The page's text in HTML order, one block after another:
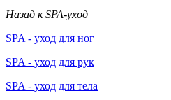
Назад к SPA-уход
SPA - уход для ног
SPA - уход для рук
SPA - уход для тела